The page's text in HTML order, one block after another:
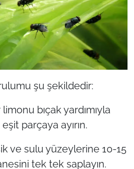
şu şekildedir:
bıçak yardımıyla
parçaya ayırın.
ve sulu yüzeylerine 10-15
tek tek saplayın.